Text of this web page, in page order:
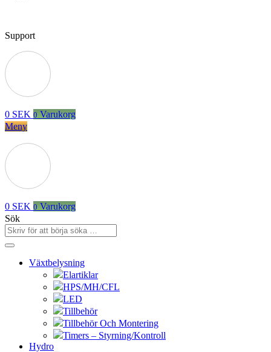
Support
0 SEK 0 Varukorg
Meny
0 SEK 0 Varukorg
Sök
Växtbelysning
Elartiklar
HPS/MH/CFL
LED
Tillbehör
Tillbehör Och Montering
Timers – Styrning/Kontroll
Hydro